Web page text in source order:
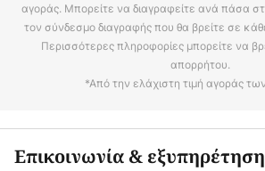
αγοράς. Μπορείτε να διαγραφείτε ανά πάσα
τον σύνδεσμο διαγραφής που θα βρείτε σε
Περισσότερες πληροφορίες μπορείτε να
απορρήτου.
*Από την ελάχιστη τιμή αγοράς
Επικοινωνία & εξυπηρέτηση